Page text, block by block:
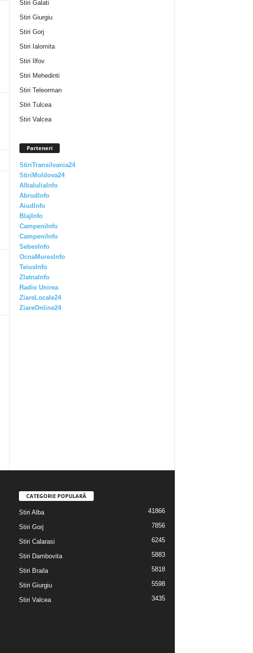
Stiri Galati
Stiri Giurgiu
Stiri Gorj
Stiri Ialomita
Stiri Ilfov
Stiri Mehedinti
Stiri Teleorman
Stiri Tulcea
Stiri Valcea
Parteneri
StiriTransilvania24
StiriMoldova24
AlbaIuliaInfo
AbrudInfo
AiudInfo
BlajInfo
CampeniInfo
CampeniInfo
SebesInfo
OcnaMuresInfo
TeiusInfo
ZlatnaInfo
Radio Unirea
ZiareLocale24
ZiareOnline24
CATEGORIE POPULARĂ
Stiri Alba 41866
Stiri Gorj 7856
Stiri Calarasi 6245
Stiri Dambovita 5883
Stiri Braila 5818
Stiri Giurgiu 5598
Stiri Valcea 3435